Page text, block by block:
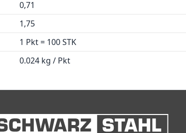
0,71
1,75
1 Pkt = 100 STK
0.024 kg / Pkt